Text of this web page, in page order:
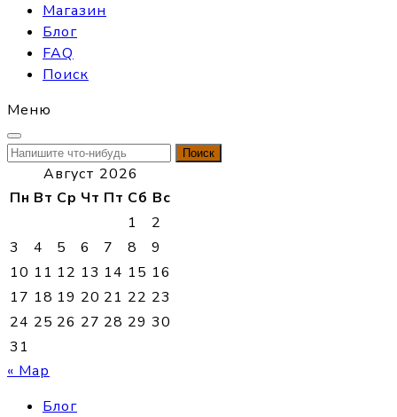
Магазин
Блог
FAQ
Поиск
Меню
Найти:
Август 2026
Пн Вт Ср Чт Пт Сб Вс
1
2
3
4 5 6 7 8
9
10 11 12 13 14 15 16
17 18 19 20 21 22 23
24 25 26 27 28 29 30
31
« Мар
Блог